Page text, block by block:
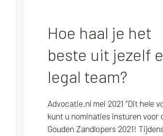
Hoe haal je het
beste uit jezelf
legal team?
Advocatie.nl mei 2021 ”Dit hele
kunt u nominaties insturen voor
Gouden Zandlopers 2021!